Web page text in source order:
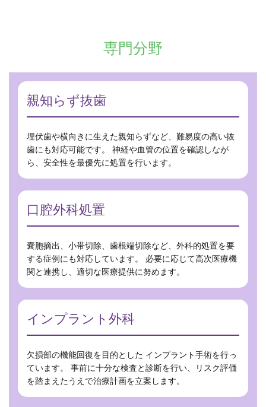
専門分野
親知らず抜歯
埋伏歯や横向きに生えた親知らずなど、難易度の高い抜
歯にも対応可能です。 神経や血管の位置を確認しなが
ら、安全性を最優先に処置を行います。
口腔外科処置
嚢胞摘出、小帯切除、歯根端切除など、外科的処置を要
する症例にも対応しています。 必要に応じて高次医療機
関と連携し、適切な医療提供に努めます。
インプラント外科
欠損部の機能回復を目的とした インプラント手術を行っ
ています。 事前に十分な検査と診断を行い、リスク評価
を踏まえたうえで治療計画を立案します。